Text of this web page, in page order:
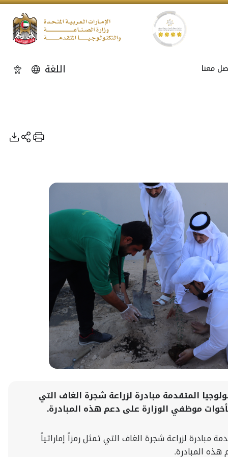
معنا اللغة
المتقدمة مبادرة لزراعة شجرة الغاف التي
موظفي الوزارة على دعم هذه المبادرة.
مبادرة لزراعة شجرة الغاف التي تمثل رمزاً إماراتياً
هذه المبادرة.